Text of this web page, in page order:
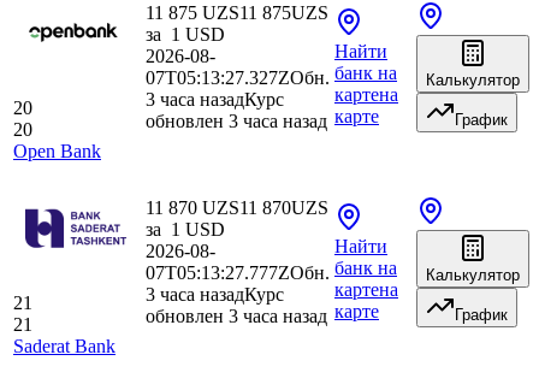
20
20
Open Bank
11 875 UZS11 875UZS
за 1 USD
2026-08-
07T05:13:27.327ZОбн.
3 часа назадКурс
обновлен 3 часа назад
Найти
банк на
картена
карте
Калькулятор
График
21
21
Saderat Bank
11 870 UZS11 870UZS
за 1 USD
2026-08-
07T05:13:27.777ZОбн.
3 часа назадКурс
обновлен 3 часа назад
Найти
банк на
картена
карте
Калькулятор
График